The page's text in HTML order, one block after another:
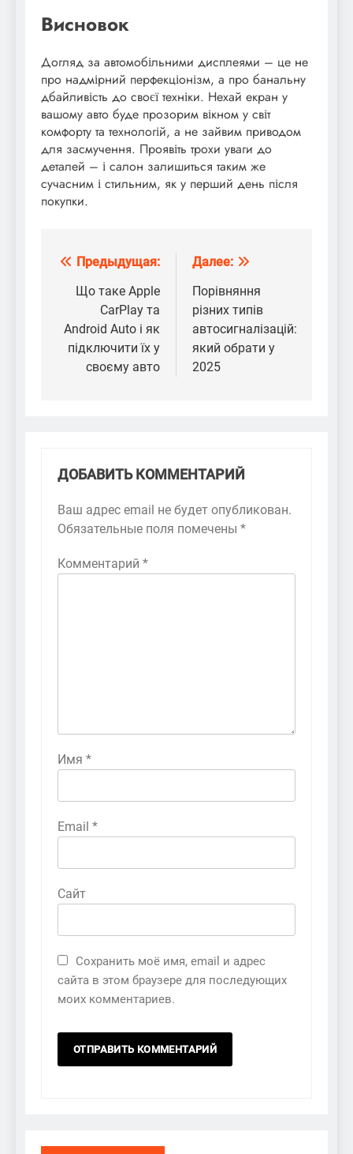
Висновок
Догляд за автомобільними дисплеями – це не
про надмірний перфекціонізм, а про банальну
дбайливість до своєї техніки. Нехай екран у
вашому авто буде прозорим вікном у світ
комфорту та технологій, а не зайвим приводом
для засмучення. Проявіть трохи уваги до
деталей – і салон залишиться таким же
сучасним і стильним, як у перший день після
покупки.
Навигация
по
записям
Предыдущая:
Що таке Apple
CarPlay та
Android Auto і як
підключити їх у
своєму авто
Далее:
Порівняння
різних типів
автосигналізацій:
який обрати у
2025
ДОБАВИТЬ КОММЕНТАРИЙ
Ваш адрес email не будет опубликован.
Обязательные поля помечены *
Комментарий *
Имя *
Email *
Сайт
Сохранить моё имя, email и адрес
сайта в этом браузере для последующих
моих комментариев.